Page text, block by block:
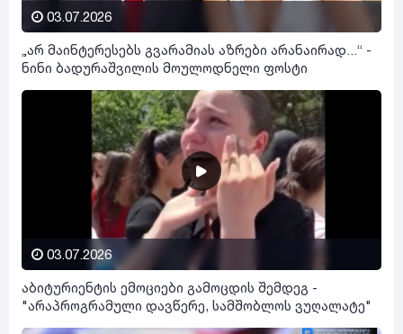
03.07.2026
„არ მაინტერესებს გვარამიას აზრები არანაირად...“ -
ნინი ბადურაშვილის მოულოდნელი ფოსტი
03.07.2026
აბიტურიენტის ემოციები გამოცდის შემდეგ -
"არაპროგრამული დავწერე, სამშობლოს ვუღალატე"